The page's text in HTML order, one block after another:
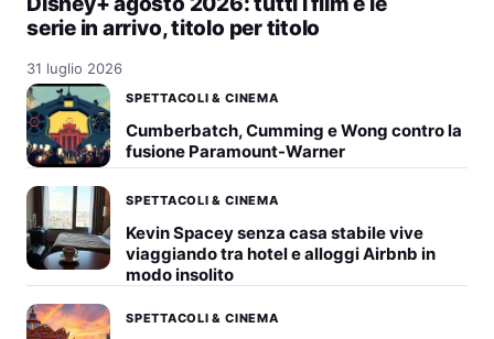
serie in arrivo, titolo per titolo
31 luglio 2026
SPETTACOLI & CINEMA
Cumberbatch, Cumming e Wong contro la
fusione Paramount-Warner
SPETTACOLI & CINEMA
Kevin Spacey senza casa stabile vive
viaggiando tra hotel e alloggi Airbnb in
modo insolito
SPETTACOLI & CINEMA